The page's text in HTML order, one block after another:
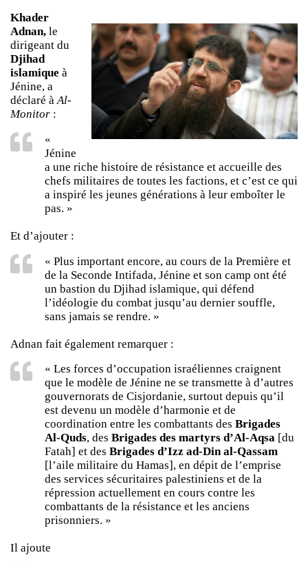
Khader
Adnan, le
dirigeant du
Djihad
islamique à
Jénine, a
déclaré àAl-
Monitor :
«
Jénine
a une riche histoire de résistance et accueille des
chefs militaires de toutes les factions, et c’est ce qui
a inspiré les jeunes générations à leur emboîter le
pas. »
Et d’ajouter :
« Plus important encore, au cours de la Première et
de la Seconde Intifada, Jénine et son camp ont été
un bastion du Djihad islamique, qui défend
l’idéologie du combat jusqu’au dernier souffle,
sans jamais se rendre. »
Adnan fait également remarquer :
« Les forces d’occupation israéliennes craignent
que le modèle de Jénine ne se transmette à d’autres
gouvernorats de Cisjordanie, surtout depuis qu’il
est devenu un modèle d’harmonie et de
coordination entre les combattants des Brigades
Al-Quds, des Brigades des martyrs d’Al-Aqsa [du
Fatah] et des Brigades d’Izz ad-Din al-Qassam
[l’aile militaire du Hamas], en dépit de l’emprise
des services sécuritaires palestiniens et de la
répression actuellement en cours contre les
combattants de la résistance et les anciens
prisonniers. »
Il ajoute